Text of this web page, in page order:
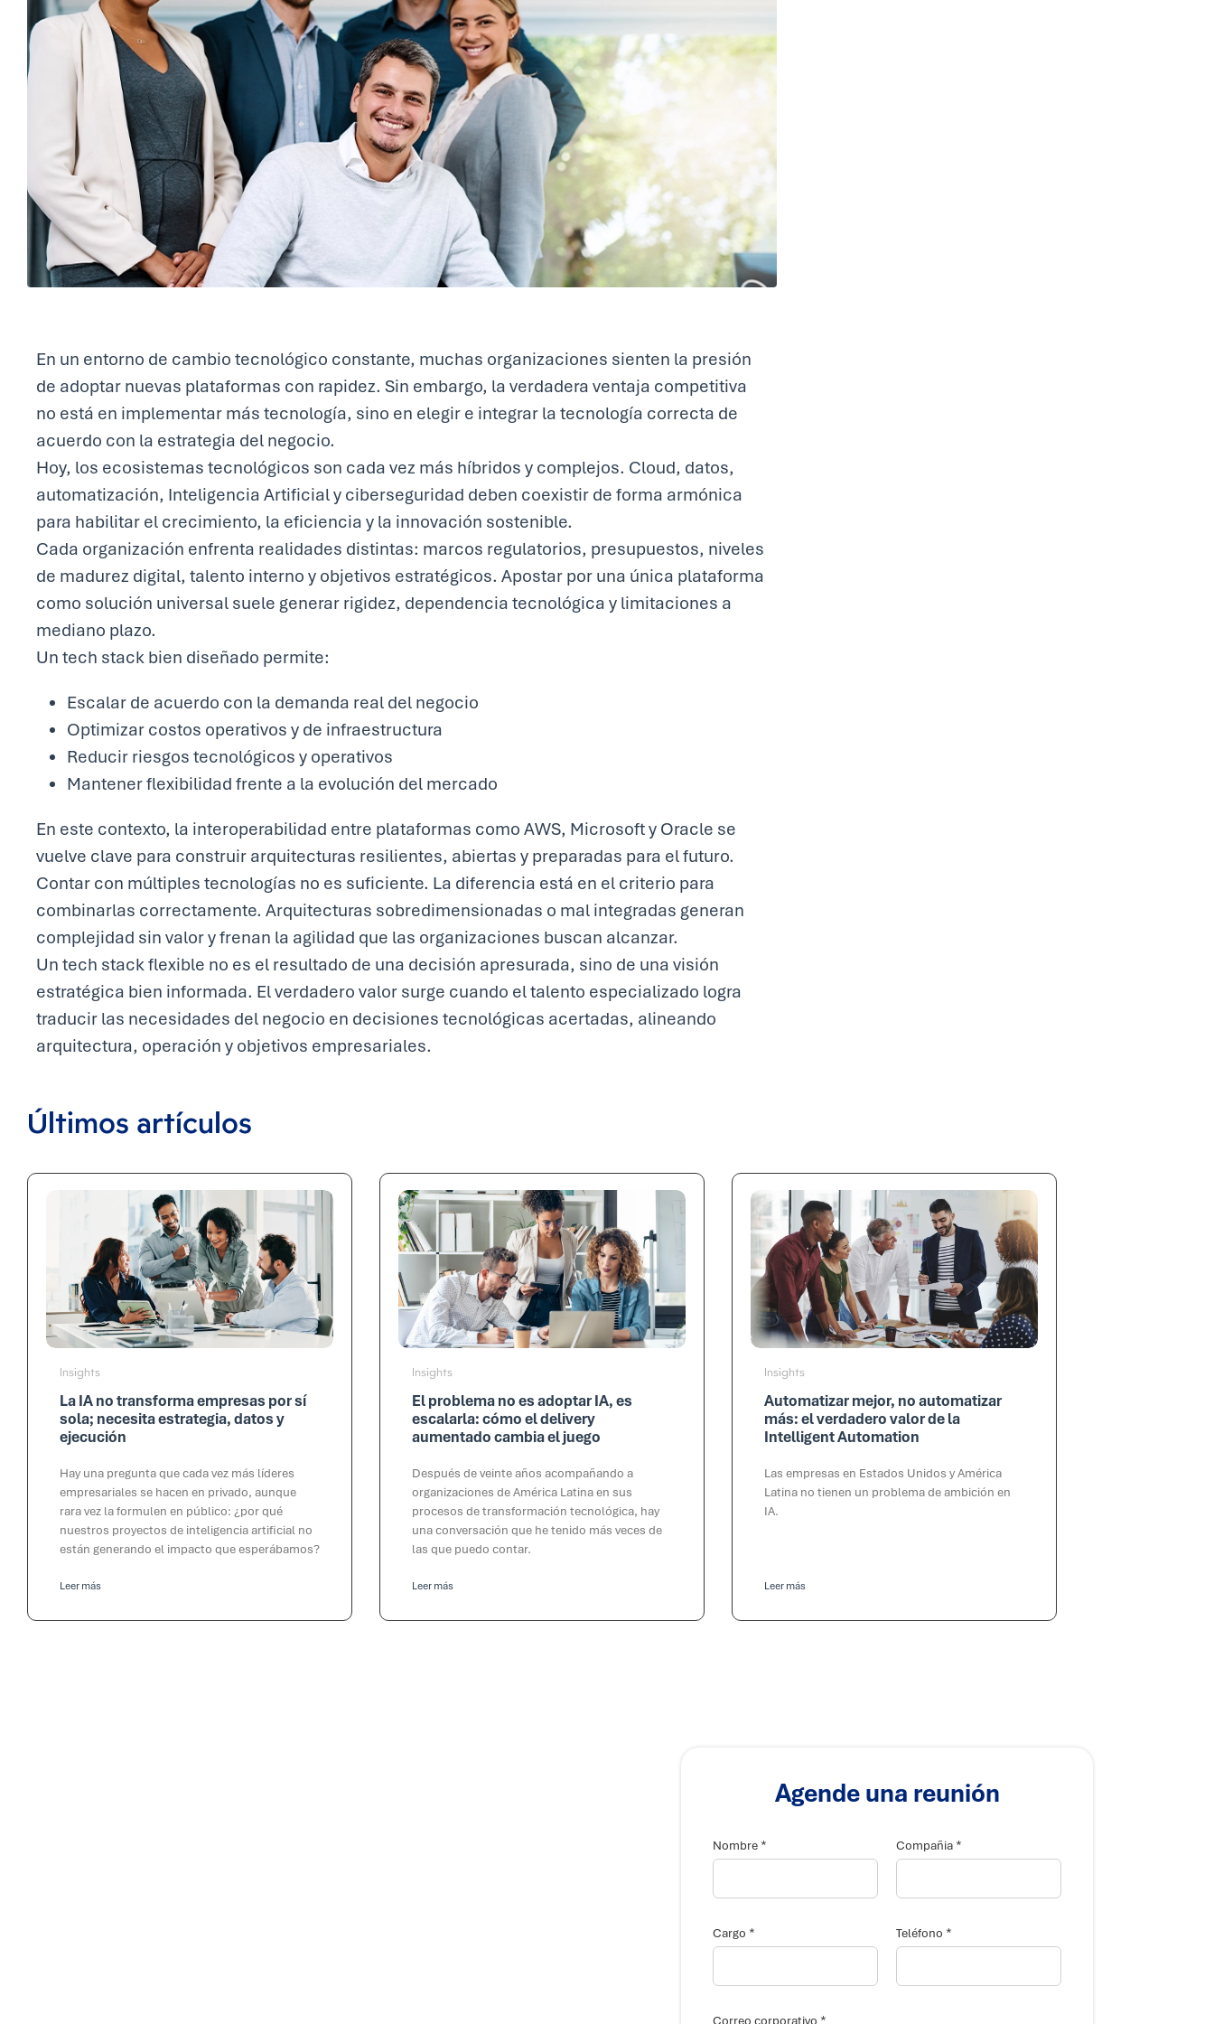
En un entorno de cambio tecnológico constante, muchas organizaciones sienten la presión
de adoptar nuevas plataformas con rapidez. Sin embargo, la verdadera ventaja competitiva
no está en implementar más tecnología, sino en elegir e integrar la tecnología correcta de
acuerdo con la estrategia del negocio.
Hoy, los ecosistemas tecnológicos son cada vez más híbridos y complejos. Cloud, datos,
automatización, Inteligencia Artificial y ciberseguridad deben coexistir de forma armónica
para habilitar el crecimiento, la eficiencia y la innovación sostenible.
Cada organización enfrenta realidades distintas: marcos regulatorios, presupuestos, niveles
de madurez digital, talento interno y objetivos estratégicos. Apostar por una única plataforma
como solución universal suele generar rigidez, dependencia tecnológica y limitaciones a
mediano plazo.
Un tech stack bien diseñado permite:
Escalar de acuerdo con la demanda real del negocio
Optimizar costos operativos y de infraestructura
Reducir riesgos tecnológicos y operativos
Mantener flexibilidad frente a la evolución del mercado
En este contexto, la interoperabilidad entre plataformas como AWS, Microsoft y Oracle se
vuelve clave para construir arquitecturas resilientes, abiertas y preparadas para el futuro.
Contar con múltiples tecnologías no es suficiente. La diferencia está en el criterio para
combinarlas correctamente. Arquitecturas sobredimensionadas o mal integradas generan
complejidad sin valor y frenan la agilidad que las organizaciones buscan alcanzar.
Un tech stack flexible no es el resultado de una decisión apresurada, sino de una visión
estratégica bien informada. El verdadero valor surge cuando el talento especializado logra
traducir las necesidades del negocio en decisiones tecnológicas acertadas, alineando
arquitectura, operación y objetivos empresariales.
Últimos artículos
Insights
La IA no transforma empresas por sí
sola; necesita estrategia, datos y
ejecución
Hay una pregunta que cada vez más líderes
empresariales se hacen en privado, aunque
rara vez la formulen en público: ¿por qué
nuestros proyectos de inteligencia artificial no
están generando el impacto que esperábamos?
Leer más
Insights
El problema no es adoptar IA, es
escalarla: cómo el delivery
aumentado cambia el juego
Después de veinte años acompañando a
organizaciones de América Latina en sus
procesos de transformación tecnológica, hay
una conversación que he tenido más veces de
las que puedo contar.
Leer más
Insights
Automatizar mejor, no automatizar
más: el verdadero valor de la
Intelligent Automation
Las empresas en Estados Unidos y América
Latina no tienen un problema de ambición en
IA.
Leer más
Agende una reunión
Nombre * Compañia *
Cargo * Teléfono *
*